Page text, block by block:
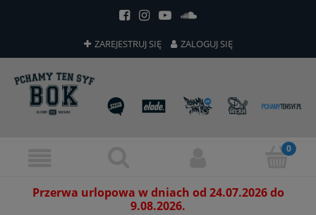
ZAREJESTRUJ SIĘ ZALOGUJ SIĘ
Przerwa urlopowa w dniach od 24.07.2026 do
9.08.2026.